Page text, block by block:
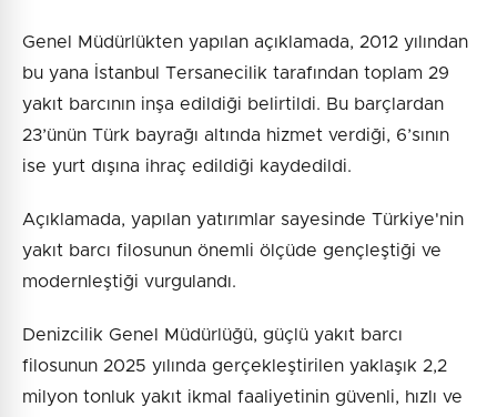
Genel Müdürlükten yapılan açıklamada, 2012 yılından
bu yana İstanbul Tersanecilik tarafından toplam 29
yakıt barcının inşa edildiği belirtildi. Bu barçlardan
23’ünün Türk bayrağı altında hizmet verdiği, 6’sının
ise yurt dışına ihraç edildiği kaydedildi.
Açıklamada, yapılan yatırımlar sayesinde Türkiye'nin
yakıt barcı filosunun önemli ölçüde gençleştiği ve
modernleştiği vurgulandı.
Denizcilik Genel Müdürlüğü, güçlü yakıt barcı
filosunun 2025 yılında gerçekleştirilen yaklaşık 2,2
milyon tonluk yakıt ikmal faaliyetinin güvenli, hızlı ve